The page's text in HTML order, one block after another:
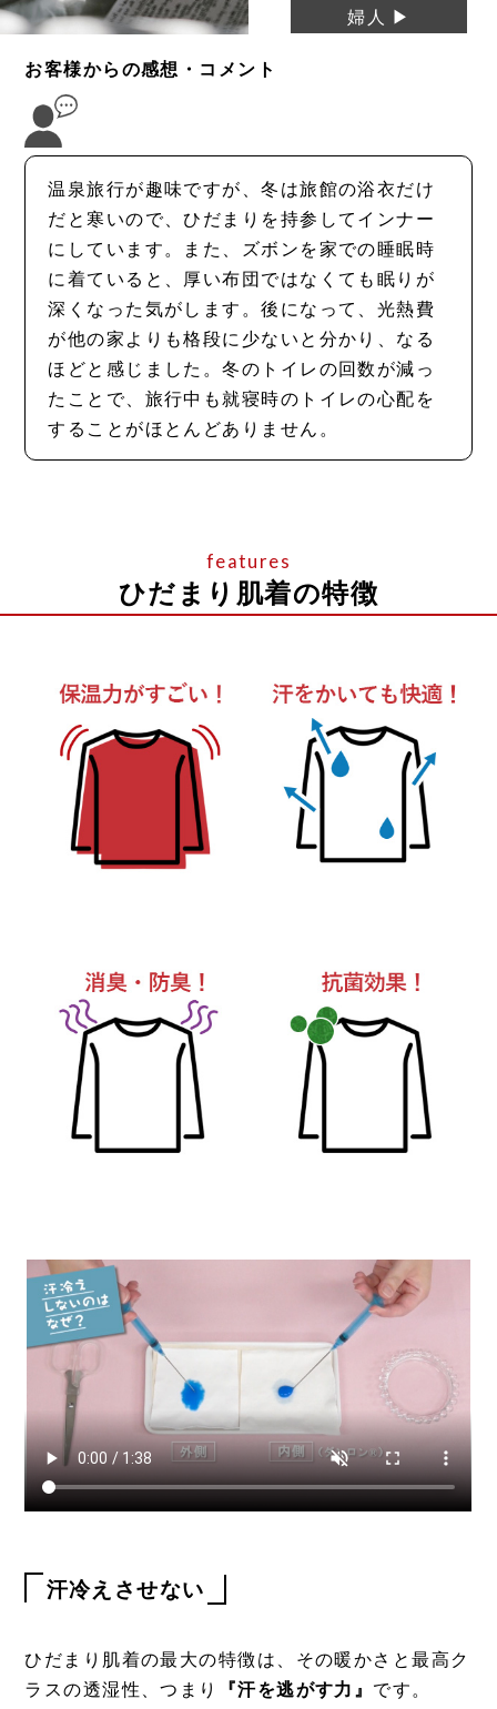
婦人 ▶
お客様からの感想・コメント
温泉旅行が趣味ですが、冬は旅館の浴衣だけ
だと寒いので、ひだまりを持参してインナー
にしています。また、ズボンを家での睡眠時
に着ていると、厚い布団ではなくても眠りが
深くなった気がします。後になって、光熱費
が他の家よりも格段に少ないと分かり、なる
ほどと感じました。冬のトイレの回数が減っ
たことで、旅行中も就寝時のトイレの心配を
することがほとんどありません。
ひだまり肌着の特徴
汗冷えさせない
ひだまり肌着の最大の特徴は、その暖かさと最高ク
ラスの透湿性、つまり
『汗を逃がす力』 です。